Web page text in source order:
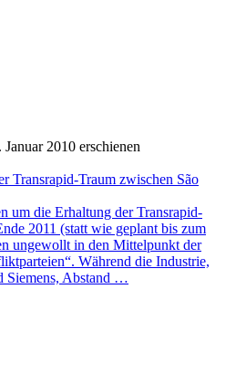
Januar 2010 erschienen
Transrapid-Traum zwischen São
um die Erhaltung der Transrapid-
2011 (statt wie geplant bis zum
ungewollt in den Mittelpunkt der
Während die Industrie,
Abstand …